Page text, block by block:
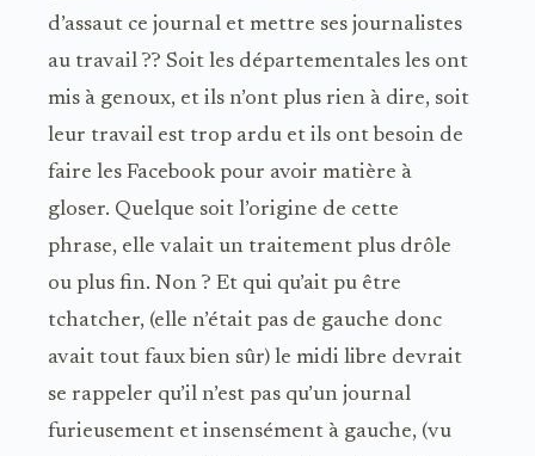
d’assaut ce journal et mettre ses journalistes
au travail ?? Soit les départementales les ont
mis à genoux, et ils n’ont plus rien à dire, soit
leur travail est trop ardu et ils ont besoin de
faire les Facebook pour avoir matière à
gloser. Quelque soit l’origine de cette
phrase, elle valait un traitement plus drôle
ou plus fin. Non ? Et qui qu’ait pu être
tchatcher, (elle n’était pas de gauche donc
avait tout faux bien sûr) le midi libre devrait
se rappeler qu’il n’est pas qu’un journal
furieusement et insensément à gauche, (vu